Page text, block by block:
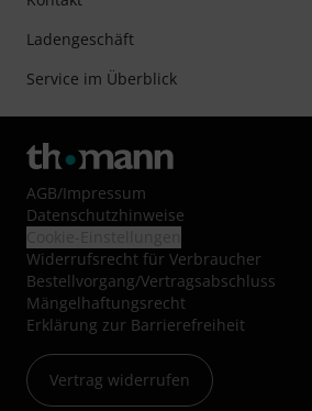
Ladengeschäft
Service im Überblick
AGB/Impressum
Datenschutzhinweise
Widerrufsrecht für Verbraucher
Bestellvorgang/Vertragsabschluss
Mängelhaftungsrecht
Erklärung zur Barrierefreiheit
Vertrag widerrufen